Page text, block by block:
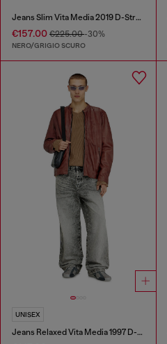
Jeans Slim Vita Media 2019 D-Strukt
€157.00 €225.00-30%
NERO/GRIGIO SCURO
UNISEX
Jeans Relaxed Vita Media 1997 D-Enim-M